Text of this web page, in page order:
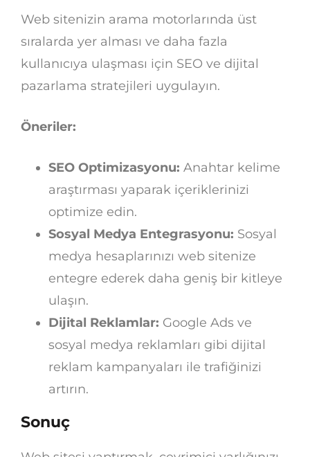
Web sitenizin arama motorlarında üst
sıralarda yer alması ve daha fazla
kullanıcıya ulaşması için SEO ve dijital
pazarlama stratejileri uygulayın.
Öneriler:
SEO Optimizasyonu: Anahtar kelime
araştırması yaparak içeriklerinizi
optimize edin.
Sosyal Medya Entegrasyonu: Sosyal
medya hesaplarınızı web sitenize
entegre ederek daha geniş bir kitleye
ulaşın.
Dijital Reklamlar: Google Ads ve
sosyal medya reklamları gibi dijital
reklam kampanyaları ile trafiğinizi
artırın.
Sonuç